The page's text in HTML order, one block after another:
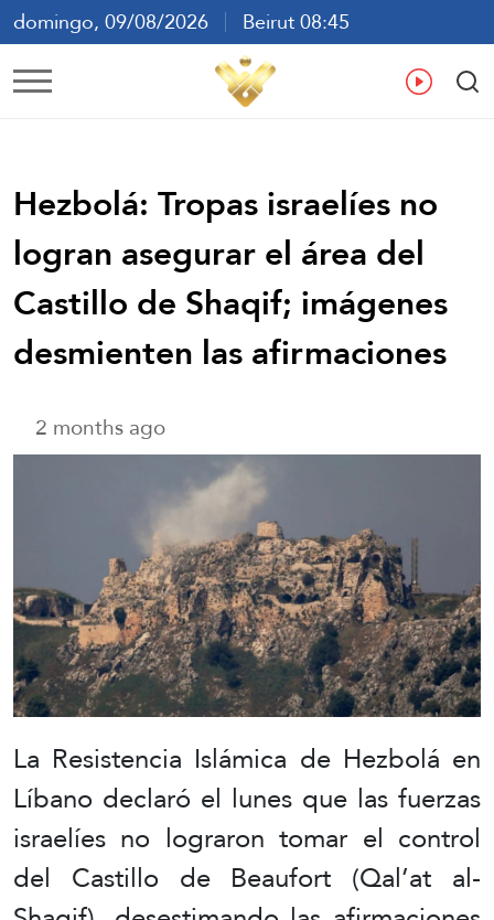
domingo, 09/08/2026
Beirut 08:45
ع En
Hezbolá: Tropas israelíes no
logran asegurar el área del
Castillo de Shaqif; imágenes
desmienten las afirmaciones
2 months ago
La Resistencia Islámica de Hezbolá en
Líbano declaró el lunes que las fuerzas
israelíes no lograron tomar el control
del Castillo de Beaufort (Qal’at al-